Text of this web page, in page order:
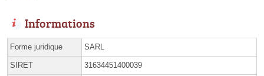
Informations
Forme juridique SARL
SIRET 31634451400039